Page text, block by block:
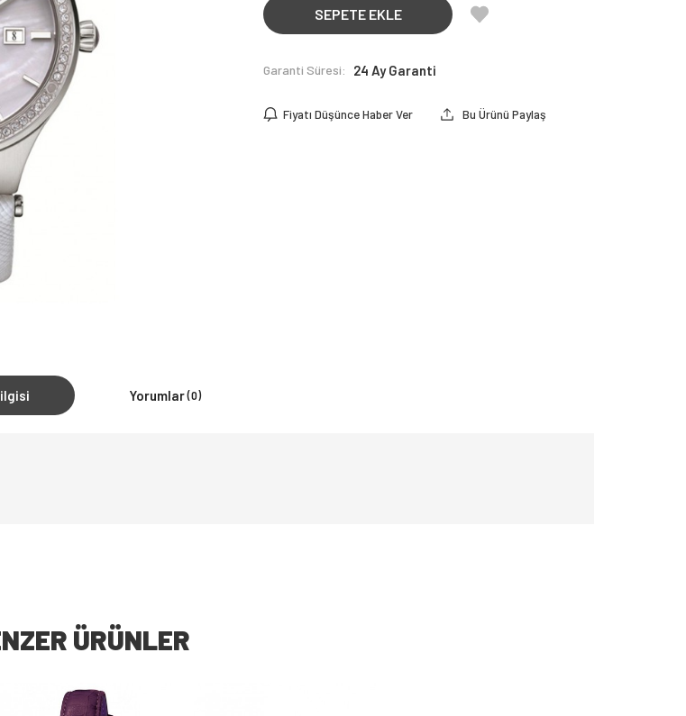
SEPETE EKLE
Garanti Süresi: 24 Ay Garanti
Fiyatı Düşünce Haber Ver Bu Ürünü Paylaş
Yorumlar(0)
ÜRÜNLER